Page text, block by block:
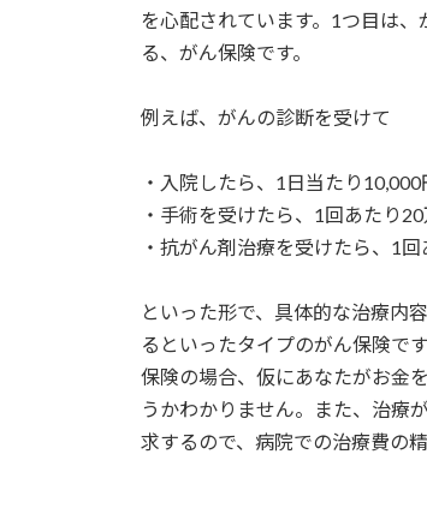
を心配されています。1つ目は
る、がん保険です。
例えば、がんの診断を受けて
・入院したら、1日当たり
・手術を受けたら、1回あたり
・抗がん剤治療を受けたら、1
といった形で、具体的な治療内
るといったタイプのがん保険で
保険の場合、仮にあなたがお金
うかわかりません。また、治療
求するので、病院での治療費の